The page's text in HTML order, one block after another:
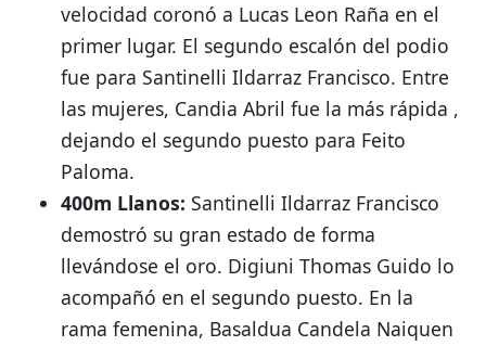
velocidad coronó a Lucas Leon Raña en el
primer lugar. El segundo escalón del podio
fue para Santinelli Ildarraz Francisco. Entre
las mujeres, Candia Abril fue la más rápida ,
dejando el segundo puesto para Feito
Paloma.
400m Llanos: Santinelli Ildarraz Francisco
demostró su gran estado de forma
llevándose el oro. Digiuni Thomas Guido lo
acompañó en el segundo puesto. En la
rama femenina, Basaldua Candela Naiquen